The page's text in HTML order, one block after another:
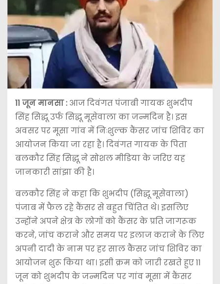
11 जूनमानसा : आज दिवंगत पंजाबी गायक शुभदीप
सिंह सिद्धू उर्फ ​​सिद्धू मूसेवाला का जन्मदिन है। इस
अवसर पर मूसा गांव में निःशुल्क कैंसर जांच शिविर का
आयोजन किया जा रहा है। दिवंगत गायक के पिता
बलकौर सिंह सिद्धू ने सोशल मीडिया के जरिए यह
जानकारी सांझा की है।
बलकौर सिंह ने कहा कि शुभदीप (सिद्धू मूसेवाला)
पंजाब में फैल रहे कैंसर से बहुत चिंतित थे। इसलिए
उन्होंने अपने क्षेत्र के लोगों को कैंसर के प्रति जागरूक
करने, जांच कराने और समय पर इलाज कराने के लिए
अपनी दादी के नाम पर हर साल कैंसर जांच शिविर का
आयोजन शुरू किया था। इसी क्रम को जारी रखते हुए 11
जून को शुभदीप के जन्मदिन पर गांव मूसा में कैंसर